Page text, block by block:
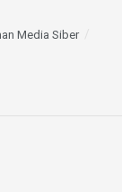
Media Siber